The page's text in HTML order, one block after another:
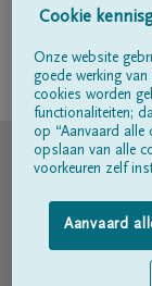
Volg ons op
Cookie
Onze website
goede werking
cookies worden
functionaliteiten;
op “Aanvaard alle
opslaan van alle
voorkeuren zelf
Aanvaard